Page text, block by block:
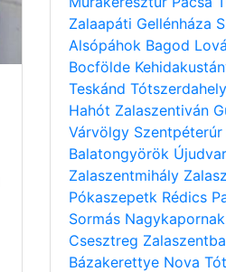
Zalaapáti Gellénháza
Alsópáhok Bagod
Bocfölde
Teskánd Tótszerdahely
Hahót Zalaszentiván
Várvölgy Szentpéterúr
Balatongyörök Újudvar
Zalaszentmihály
Pókaszepetk Rédics
Sormás Nagykapornak
Csesztreg
Bázakerettye Nova